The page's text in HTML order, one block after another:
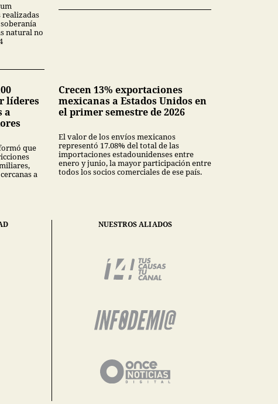
realizadas
natural no
líderes
a
que
a
Crecen 13% exportaciones
mexicanas a Estados Unidos en
el primer semestre de 2026
El valor de los envíos mexicanos
representó 17.08% del total de las
importaciones estadounidenses entre
enero y junio, la mayor participación entre
todos los socios comerciales de ese país.
NUESTROS ALIADOS